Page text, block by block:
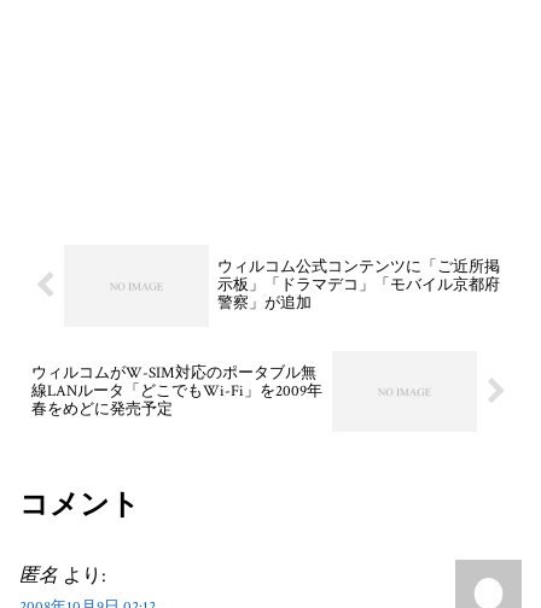
ウィルコム公式コンテンツに「ご近所掲
示板」「ドラマデコ」「モバイル京都府
警察」が追加
ウィルコムがW-SIM対応のポータブル無
線LANルータ「どこでもWi-Fi」を2009年
春をめどに発売予定
コメント
匿名 より: